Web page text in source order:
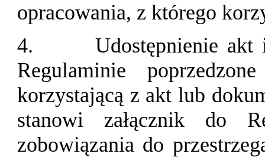
opracowania, z którego
4.
Udostępnienie
Regulaminie
korzystającą z akt lub
stanowi załącznik do
zobowiązania do